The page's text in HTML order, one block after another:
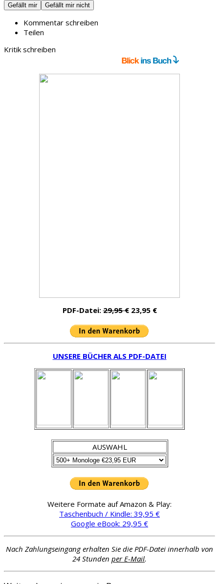
Gefällt mir Gefällt mir nicht
Kommentar schreiben
Teilen
Kritik schreiben
PDF-Datei:29,95 €23,95 €
UNSERE BÜCHER ALS PDF-DATEI
AUSWAHL
Weitere Formate auf Amazon & Play:
Taschenbuch / Kindle: 39,95 €
Google eBook: 29,95 €
Nach Zahlungseingang erhalten Sie die PDF-Datei innerhalb von
24 Stunden per E-Mail.